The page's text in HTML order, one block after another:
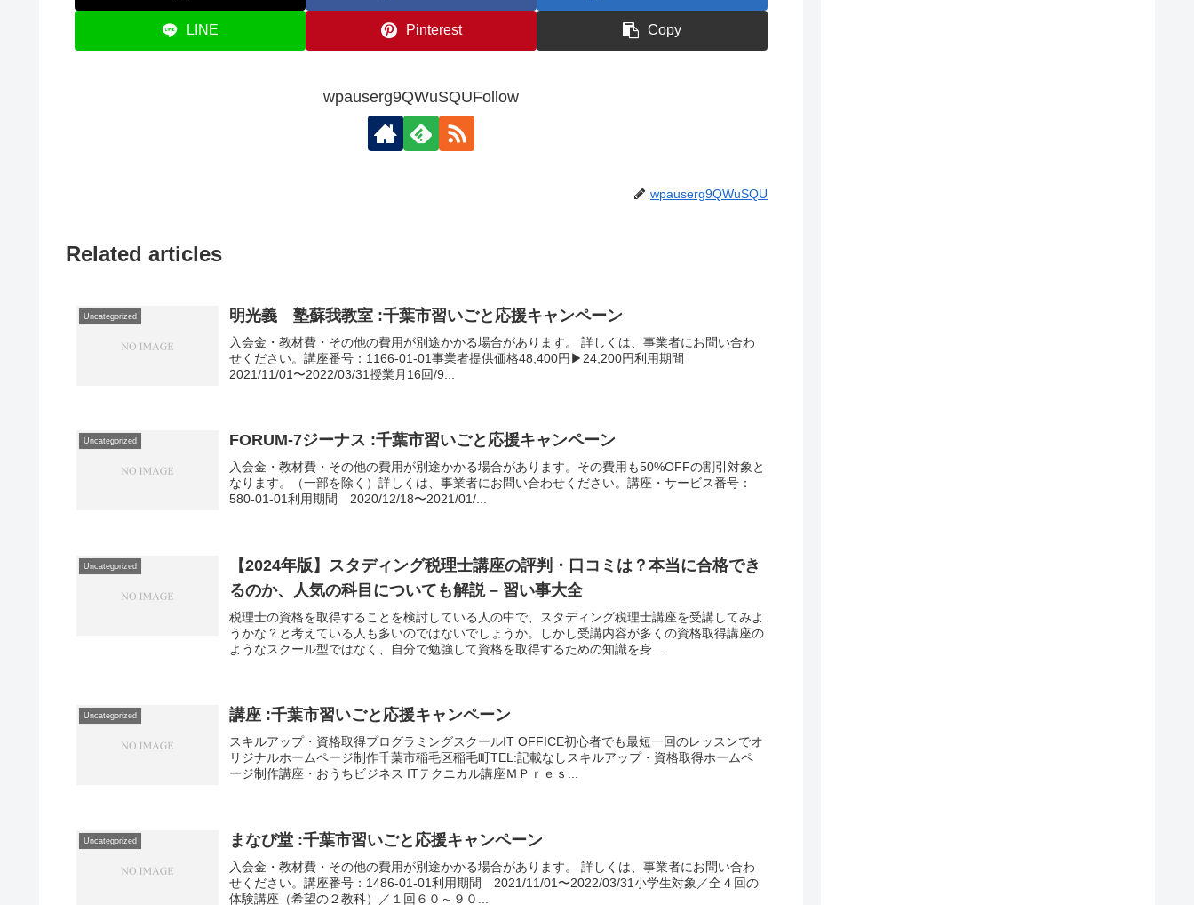
LINE Pinterest Copy
wpauserg9QWuSQUFollow
wpauserg9QWuSQU
Related articles
Uncategorized 明光義 塾蘇我教室 :千葉市習いごと応援キャンペーン
入会金・教材費・その他の費用が別途かかる場合があります。 詳しくは、事業者にお問い合わ
せください。講座番号：1166-01-01事業者提供価格48,400円▶24,200円利用期間
2021/11/01〜2022/03/31授業月16回/9...
Uncategorized FORUM-7ジーナス :千葉市習いごと応援キャンペーン
入会金・教材費・その他の費用が別途かかる場合があります。その費用も50%OFFの割引対象と
なります。（一部を除く）詳しくは、事業者にお問い合わせください。講座・サービス番号：
580-01-01利用期間 2020/12/18〜2021/01/...
Uncategorized
【2024年版】スタディング税理士講座の評判・口コミは？本当に合格でき
るのか、人気の科目についても解説 – 習い事大全
税理士の資格を取得することを検討している人の中で、スタディング税理士講座を受講してみよ
うかな？と考えている人も多いのではないでしょうか。しかし受講内容が多くの資格取得講座の
ようなスクール型ではなく、自分で勉強して資格を取得するための知識を身...
Uncategorized 講座 :千葉市習いごと応援キャンペーン
スキルアップ・資格取得プログラミングスクールIT OFFICE初心者でも最短一回のレッスンでオ
リジナルホームページ制作千葉市稲毛区稲毛町TEL:記載なしスキルアップ・資格取得ホームペ
ージ制作講座・おうちビジネス ITテクニカル講座ＭＰｒｅｓ...
Uncategorized まなび堂 :千葉市習いごと応援キャンペーン
入会金・教材費・その他の費用が別途かかる場合があります。 詳しくは、事業者にお問い合わ
せください。講座番号：1486-01-01利用期間 2021/11/01〜2022/03/31小学生対象／全４回の
体験講座（希望の２教科）／１回６０～９０...